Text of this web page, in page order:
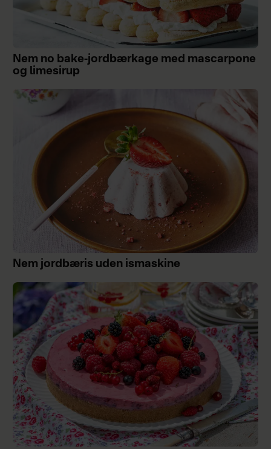
Nem no bake-jordbærkage med mascarpone
og limesirup
Nem jordbæris uden ismaskine